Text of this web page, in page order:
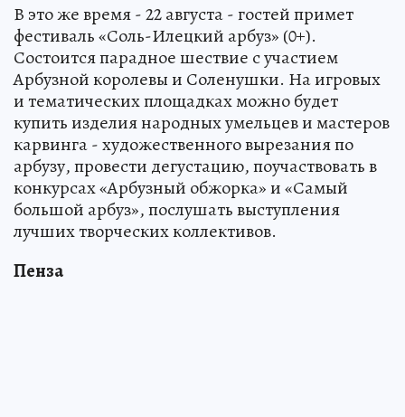
В это же время - 22 августа - гостей примет
фестиваль «Соль-Илецкий арбуз» (0+).
Состоится парадное шествие с участием
Арбузной королевы и Соленушки. На игровых
и тематических площадках можно будет
купить изделия народных умельцев и мастеров
карвинга - художественного вырезания по
арбузу, провести дегустацию, поучаствовать в
конкурсах «Арбузный обжорка» и «Самый
большой арбуз», послушать выступления
лучших творческих коллективов.
Пенза